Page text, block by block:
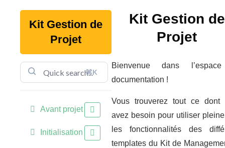
Kit Gestion de
Projet
⌘K
Avant projet
Initialisation
Kit Gestion de
Projet
Bienvenue dans
documentation !
Vous trouverez tout ce dont
avez besoin pour utiliser
les fonctionnalités des
templates du Kit de